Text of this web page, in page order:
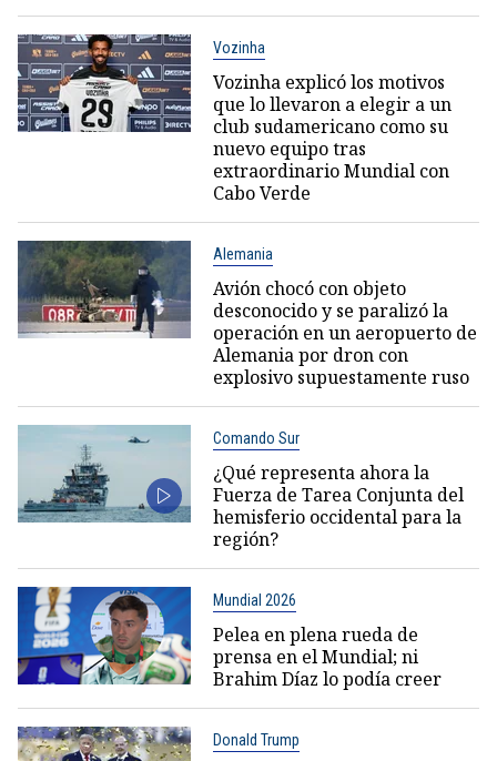
Vozinha
Vozinha explicó los motivos
que lo llevaron a elegir a un
club sudamericano como su
nuevo equipo tras
extraordinario Mundial con
Cabo Verde
Alemania
Avión chocó con objeto
desconocido y se paralizó la
operación en un aeropuerto de
Alemania por dron con
explosivo supuestamente ruso
Comando Sur
¿Qué representa ahora la
Fuerza de Tarea Conjunta del
hemisferio occidental para la
región?
Mundial 2026
Pelea en plena rueda de
prensa en el Mundial; ni
Brahim Díaz lo podía creer
Donald Trump